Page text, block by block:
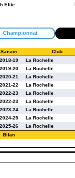
Elite
Championnat
Saison
Club
2018-19
La Rochelle
2019-20
La Rochelle
2020-21
La Rochelle
2021-22
La Rochelle
2022-23
La Rochelle
2022-23
La Rochelle
2023-24
La Rochelle
2024-25
La Rochelle
2025-26
La Rochelle
Bilan